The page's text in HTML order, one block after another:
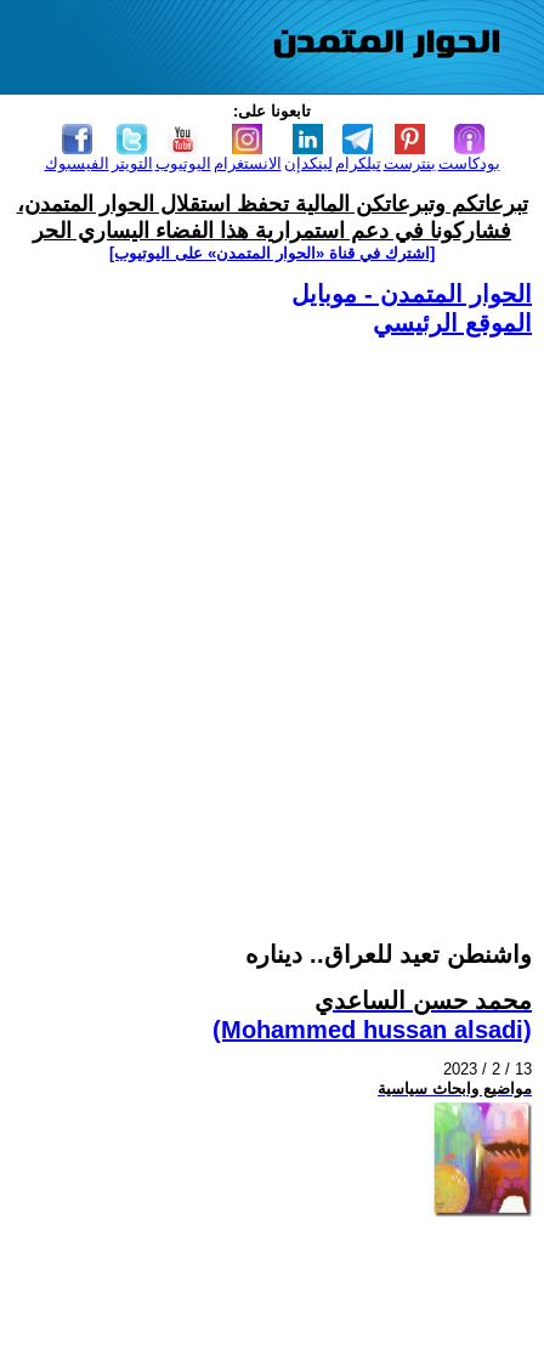
تابعونا على:
الفيسبوك التويتر اليوتيوب الانستغرام لينكدإن تيلكرامبنترست بودكاست
تبرعاتكم وتبرعاتكن المالية تحفظ استقلال الحوار المتمدن،
فشاركونا في دعم استمرارية هذا الفضاء اليساري الحر
[اشترك في قناة ‫«الحوار المتمدن» على اليوتيوب]
الحوار المتمدن - موبايل
الموقع الرئيسي
واشنطن تعيد للعراق.. ديناره
محمد حسن الساعدي
(Mohammed hussan alsadi)
2023 / 2 / 13
مواضيع وابحاث سياسية